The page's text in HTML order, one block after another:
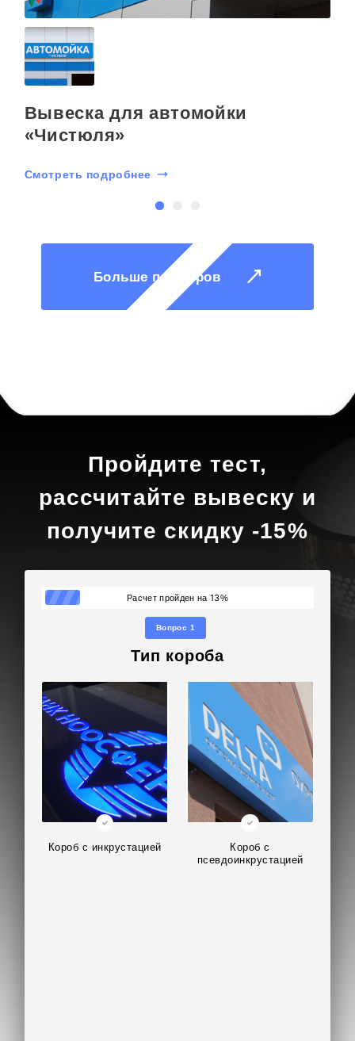
Вывеска для автомойки
«Чистюля»
Смотреть подробнее
Больше примеров
Пройдите тест,
рассчитайте вывеску и
получите скидку -15%
Расчет пройден на 13%
Вопрос 1
Тип короба
Короб с инкрустацией
Короб с
псевдоинкрустацией